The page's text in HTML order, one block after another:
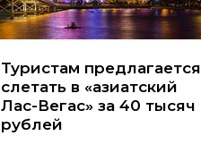
Туристам предлагается
слетать в «азиатский
Лас-Вегас» за 40 тысяч
рублей